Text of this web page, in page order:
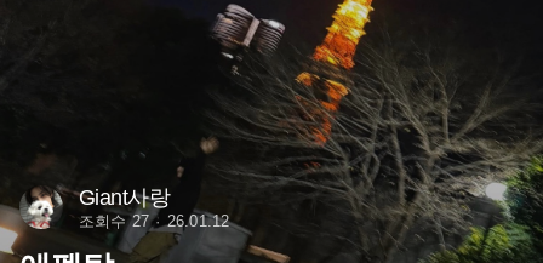
Giant사랑
조회수 27 26.01.12